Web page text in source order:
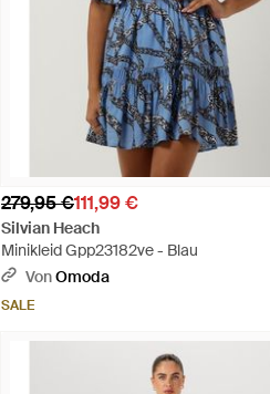
279,95 €111,99 €
Silvian Heach
Minikleid Gpp23182ve - Blau
VonOmoda
SALE